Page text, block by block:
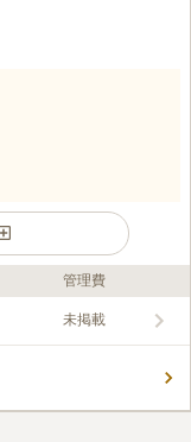
管理費
未掲載